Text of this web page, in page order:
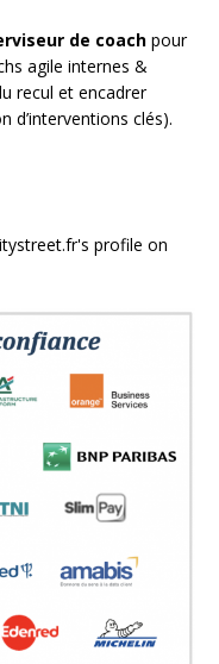
de coach pour
agile internes &
recul et encadrer
d’interventions clés).